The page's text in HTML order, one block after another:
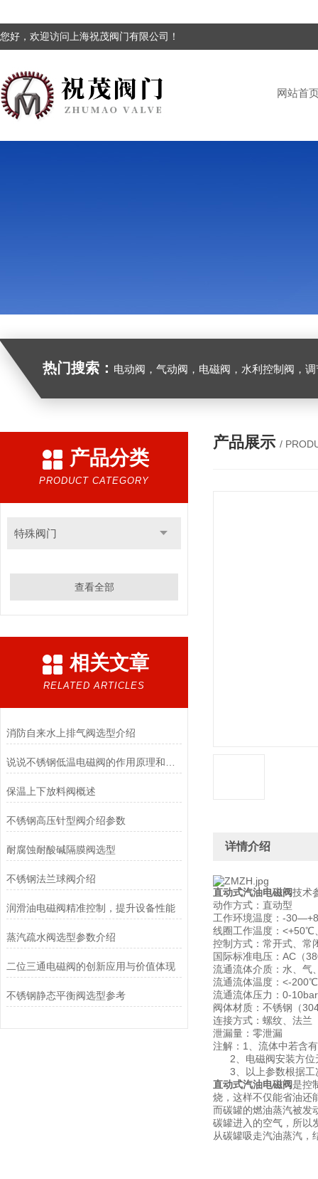
您好，欢迎访问上海祝茂阀门有限公司！
网站首
热门搜索： 电动阀，气动阀，电磁阀，水利控制阀，调节
产品分类
PRODUCT CATEGORY
特殊阀门
查看全部
相关文章
RELATED ARTICLES
消防自来水上排气阀选型介绍
保温上下放料阀概述
不锈钢高压针型阀介绍参数
耐腐蚀耐酸碱隔膜阀选型
不锈钢法兰球阀介绍
润滑油电磁阀精准控制，提升设备性能
蒸汽疏水阀选型参数介绍
二位三通电磁阀的创新应用与价值体现
不锈钢静态平衡阀选型参考
产品展示 /
详情介绍
直动式汽油电磁阀技术
动作方式：直动型
工作环境温度：-
线圈工作温度：
控制方式：常开式、常
国际标准电压：AC（
流通流体介质：水、气
流通流体温度：<-
流通流体压力：0-
阀体材质：不锈钢（
连接方式：螺纹、法兰
泄漏量：零泄漏
注解：1、流体中若含
2、电磁阀安装方位
3、以上参数根据工
直动式汽油电磁阀是控
烧，这样不仅能省油还
而碳罐的燃油蒸汽被发
碳罐进入的空气，所以
从碳罐吸走汽油蒸汽，